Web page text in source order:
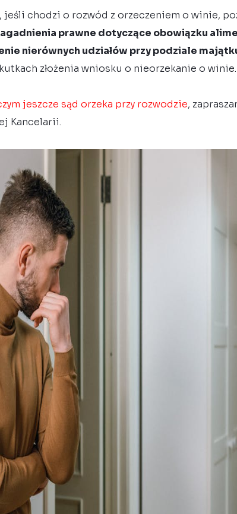
chodzi o rozwód z orzeczeniem o winie,
prawne dotyczące obowiązku
nierównych udziałów przy podziale
złożenia wniosku o nieorzekanie o winie.
jeszcze sąd orzeka przy rozwodzie,
Kancelarii.